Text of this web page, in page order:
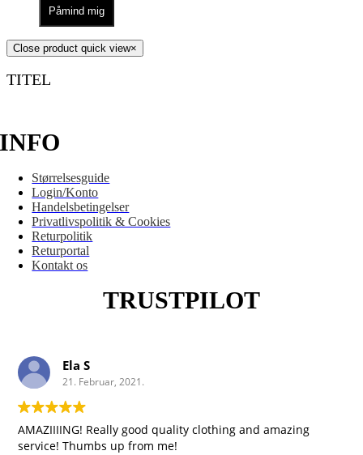
Påmind mig
Close product quick view×
TITEL
INFO
Størrelsesguide
Login/Konto
Handelsbetingelser
Privatlivspolitik & Cookies
Returpolitik
Returportal
Kontakt os
TRUSTPILOT
Ela S
21. Februar, 2021.
AMAZIIIING! Really good quality clothing and amazing
service! Thumbs up from me!